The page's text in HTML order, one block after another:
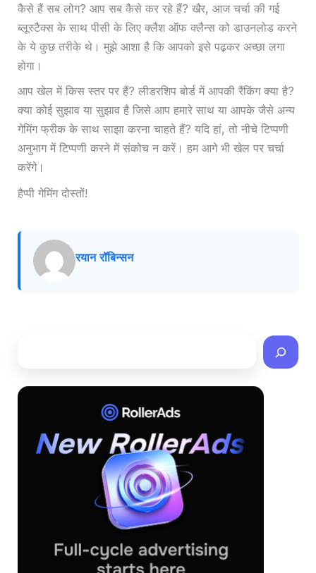
कैसे हैं सब लोग? आप सब कैसे कर रहे हैं? खैर, आज चर्चा की गई
ब्लूस्टैक्स के साथ पीसी के लिए क्लैश ऑफ क्लैन्स को डाउनलोड करने
के ये कुछ तरीके थे। मुझे आशा है कि आपको इसे पढ़कर अच्छा लगा
होगा।
आप खेल में किस स्तर पर हैं? लीडरशिप बोर्ड में आपकी रैंकिंग क्या है?
क्या कोई सुझाव या सुझाव है जिसे आप हमारे साथ या आपके जैसे अन्य
गेमिंग फ्रीक के साथ साझा करना चाहते हैं? यदि हां, तो नीचे टिप्पणी
अनुभाग में टिप्पणी करने में संकोच न करें। हम आगे भी खेल पर चर्चा
करेंगे।
हैप्पी गेमिंग दोस्तों!
रयान रॉबिन्सन